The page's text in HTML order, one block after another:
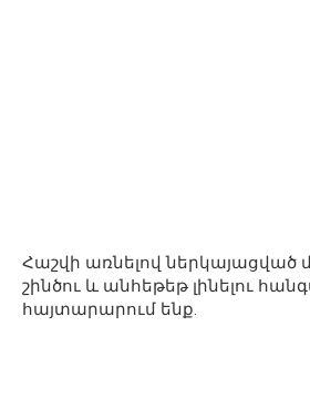
Հաշվի առնելով ներկայացված
շինծու և անհեթեթ լինելու
հայտարարում ենք.